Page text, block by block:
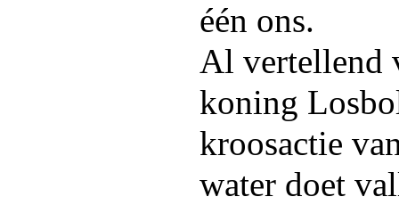
één ons.
Al vertellend
koning
kroosactie
water doet